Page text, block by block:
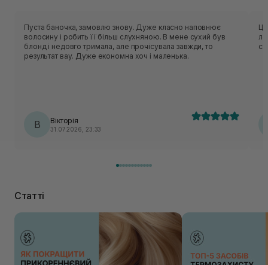
Пуста баночка, замовлю знову. Дуже класно наповнює
волосину і робить її більш слухняною. В мене сухий був
блонд і недовго тримала, але прочісувала завжди, то
результат вау. Дуже економна хоч і маленька.
В Вікторія
31.07.2026, 23:33
Цікава
Статті